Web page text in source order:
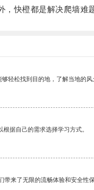
快橙都是解决爬墙难题
轻松找到目的地，了解当地的风
据自己的需求选择学习方式。
来了无限的流畅体验和安全性保